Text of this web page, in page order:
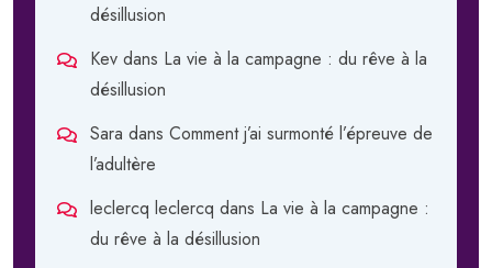
désillusion
Kev dans La vie à la campagne : du rêve à la
désillusion
Sara dans Comment j’ai surmonté l’épreuve de
l’adultère
leclercq leclercq dans La vie à la campagne :
du rêve à la désillusion